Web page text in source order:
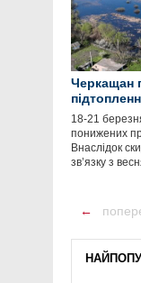
Черкащан
18-21
понижених
Внаслідок
зв’язку з
←